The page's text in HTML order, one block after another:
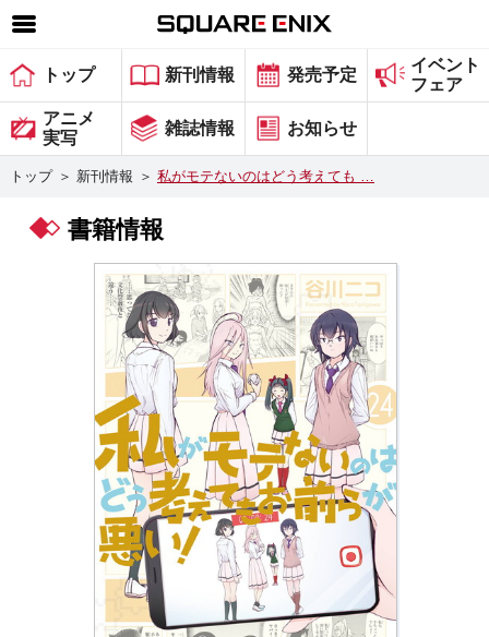
SQUARE ENIX 公式サイトメニュー
ゲーム
マガジン＆ブックス
グッズ
会社情報 採用情報
スクウェア・エニックス サイト内検索
トップ 新刊情報 発売予定
イベント
フェア
アニメ
実写
雑誌情報 お知らせ
トップ ＞ 新刊情報 ＞ 私がモテないのはどう考えても …
書籍情報